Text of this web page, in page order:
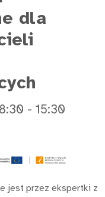
dla
- 15:30
jest przez ekspertki z